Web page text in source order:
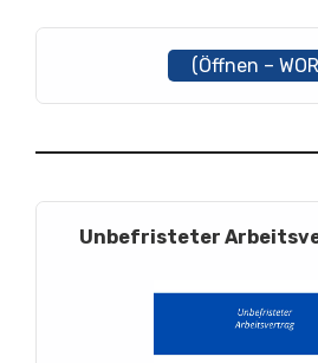
(Öffnen –
Unbefristeter